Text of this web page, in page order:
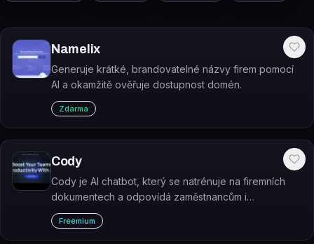
Namelix
Generuje krátké, brandovatelné názvy firem pomocí
AI a okamžitě ověřuje dostupnost domén.
Zdarma
Cody
Cody je AI chatbot, který se natrénuje na firemních
dokumentech a odpovídá zaměstnancům i
zákazníkům výhradně z těchto zdrojů – s citací každé
odpovědi.
Freemium